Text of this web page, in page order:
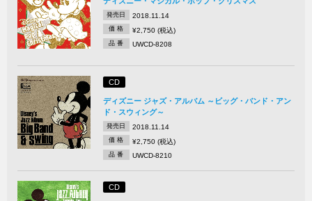
発売日 2018.11.14
価 格 ¥2,750 (税込)
品 番 UWCD-8208
CD
ディズニー ジャズ・アルバム ～ビッグ・バンド・アン
ド・スウィング～
発売日 2018.11.14
価 格 ¥2,750 (税込)
品 番 UWCD-8210
CD